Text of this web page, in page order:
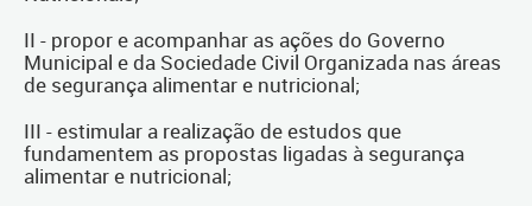
II - propor e acompanhar as ações do Governo
Municipal e da Sociedade Civil Organizada nas áreas
de segurança alimentar e nutricional;
III - estimular a realização de estudos que
fundamentem as propostas ligadas à segurança
alimentar e nutricional;